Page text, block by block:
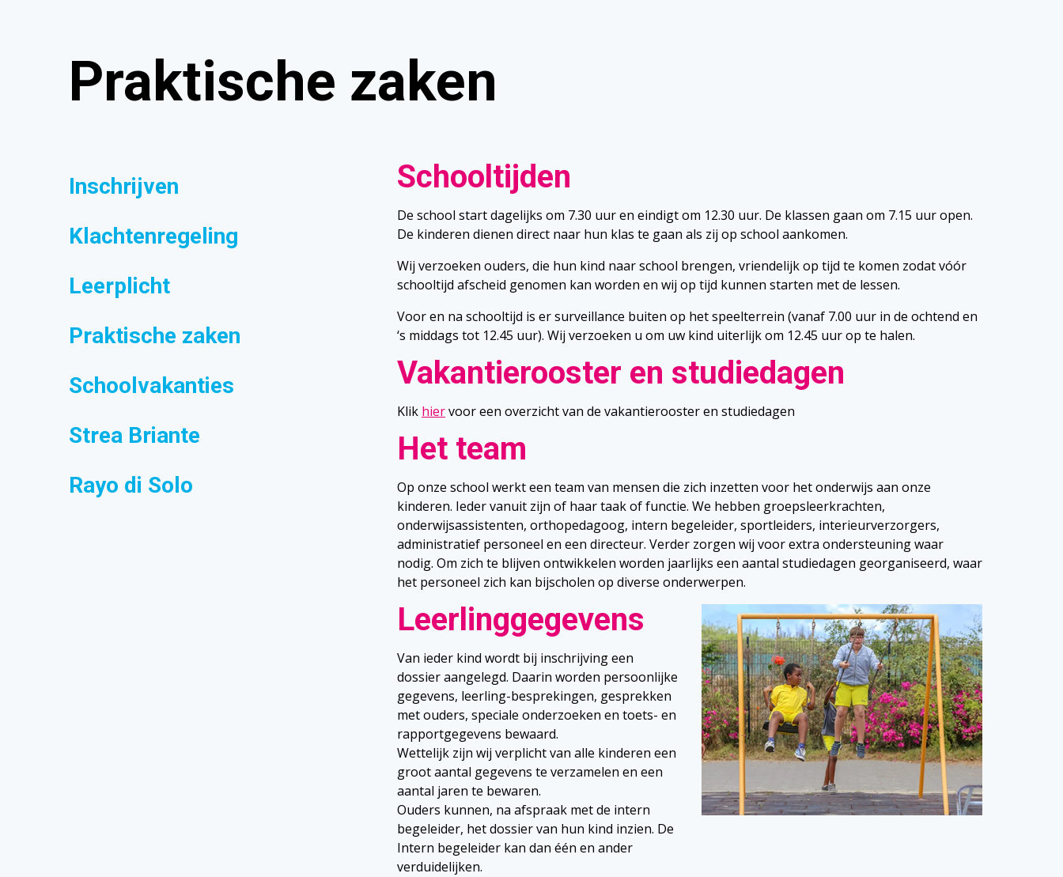
Praktische zaken
Inschrijven
Klachtenregeling
Leerplicht
Praktische zaken
Schoolvakanties
Strea Briante
Rayo di Solo
Schooltijden
De school start dagelijks om 7.30 uur en eindigt om 12.30 uur. De klassen gaan om 7.15 uur open.
De kinderen dienen direct naar hun klas te gaan als zij op school aankomen.
Wij verzoeken ouders, die hun kind naar school brengen, vriendelijk op tijd te komen zodat vóór
schooltijd afscheid genomen kan worden en wij op tijd kunnen starten met de lessen.
Voor en na schooltijd is er surveillance buiten op het speelterrein (vanaf 7.00 uur in de ochtend en
‘s middags tot 12.45 uur). Wij verzoeken u om uw kind uiterlijk om 12.45 uur op te halen.
Vakantierooster en studiedagen
Klik hiervoor een overzicht van de vakantierooster en studiedagen
Het team
Op onze school werkt een team van mensen die zich inzetten voor het onderwijs aan onze
kinderen. Ieder vanuit zijn of haar taak of functie. We hebben groepsleerkrachten,
onderwijsassistenten, orthopedagoog, intern begeleider, sportleiders, interieurverzorgers,
administratief personeel en een directeur. Verder zorgen wij voor extra ondersteuning waar
nodig. Om zich te blijven ontwikkelen worden jaarlijks een aantal studiedagen georganiseerd, waar
het personeel zich kan bijscholen op diverse onderwerpen.
Leerlinggegevens
Van ieder kind wordt bij inschrijving een
dossier aangelegd. Daarin worden persoonlijke
gegevens, leerling-besprekingen, gesprekken
met ouders, speciale onderzoeken en toets- en
rapportgegevens bewaard.
Wettelijk zijn wij verplicht van alle kinderen een
groot aantal gegevens te verzamelen en een
aantal jaren te bewaren.
Ouders kunnen, na afspraak met de intern
begeleider, het dossier van hun kind inzien. De
Intern begeleider kan dan één en ander
verduidelijken.